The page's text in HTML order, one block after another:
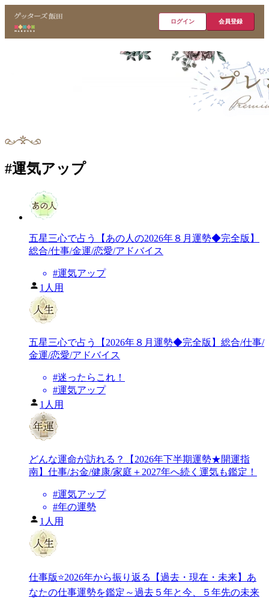
ログイン 会員登録
#運気アップ
五星三心で占う【あの人の2026年８月運勢◆完全版】
総合/仕事/金運/恋愛/アドバイス
#運気アップ
1人用
五星三心で占う【2026年８月運勢◆完全版】総合/仕事/
金運/恋愛/アドバイス
#迷ったらこれ！
#運気アップ
1人用
どんな運命が訪れる？【2026年下半期運勢★開運指
南】仕事/お金/健康/家庭＋2027年へ続く運気も鑑定！
#運気アップ
#年の運勢
1人用
仕事版⭐️2026年から振り返る【過去・現在・未来】あ
なたの仕事運勢を鑑定～過去５年と今、５年先の未来